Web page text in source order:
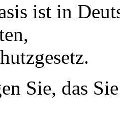
ist in
Sie, das